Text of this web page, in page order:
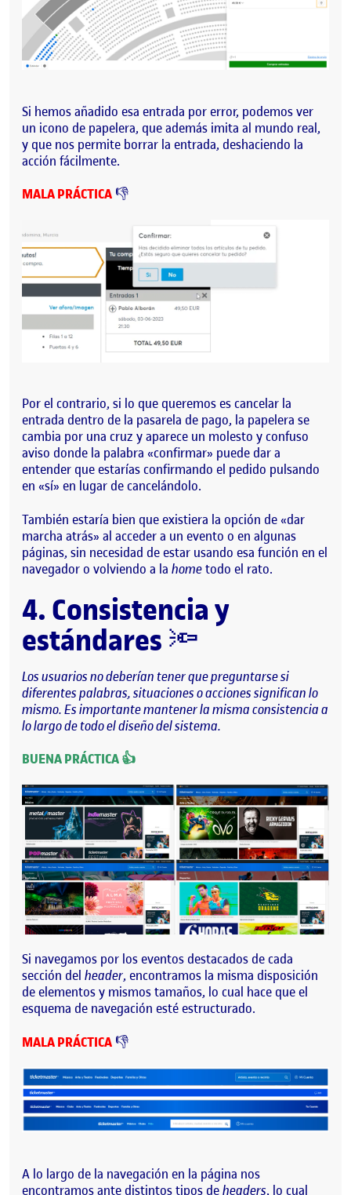
Si hemos añadido esa entrada por error, podemos ver
un icono de papelera, que además imita al mundo real,
y que nos permite borrar la entrada, deshaciendo la
acción fácilmente.
MALA PRÁCTICA 👎
Por el contrario, si lo que queremos es cancelar la
entrada dentro de la pasarela de pago, la papelera se
cambia por una cruz y aparece un molesto y confuso
aviso donde la palabra «confirmar» puede dar a
entender que estarías confirmando el pedido pulsando
en «sí» en lugar de cancelándolo.
También estaría bien que existiera la opción de «dar
marcha atrás» al acceder a un evento o en algunas
páginas, sin necesidad de estar usando esa función en el
navegador o volviendo a la hometodo el rato.
4. Consistencia y
estándares 🔦
Los usuarios no deberían tener que preguntarse si
diferentes palabras, situaciones o acciones significan lo
mismo. Es importante mantener la misma consistencia a
lo largo de todo el diseño del sistema.
BUENA PRÁCTICA 👍
Si navegamos por los eventos destacados de cada
sección del header, encontramos la misma disposición
de elementos y mismos tamaños, lo cual hace que el
esquema de navegación esté estructurado.
MALA PRÁCTICA 👎
A lo largo de la navegación en la página nos
encontramos ante distintos tipos deheaders, lo cual